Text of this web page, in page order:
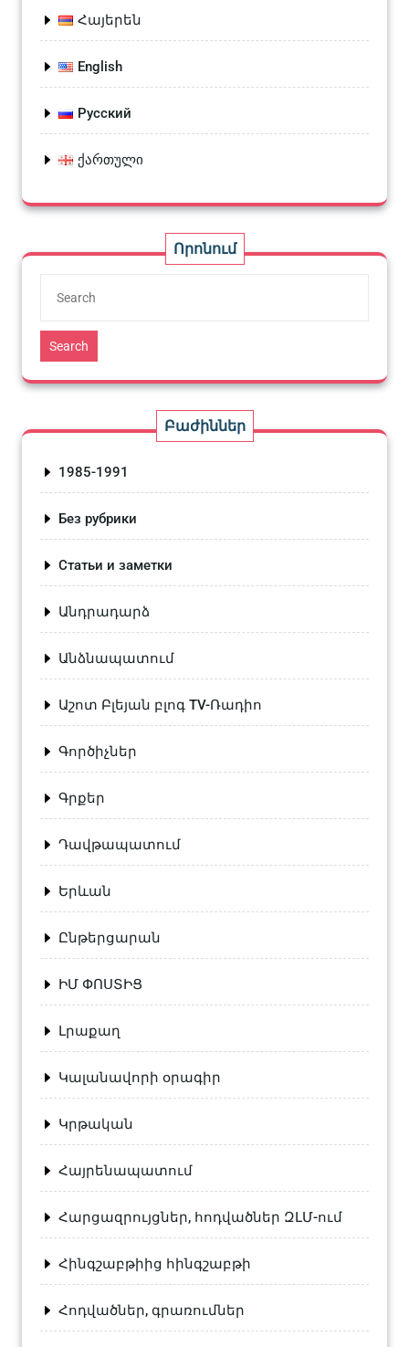
Հայերեն
English
Русский
ქართული
Որոնում
Search
Բաժիններ
1985-1991
Без рубрики
Статьи и заметки
Անդրադարձ
Անձնապատում
Աշոտ Բլեյան բլոգ TV-Ռադիո
Գործիչներ
Գրքեր
Դավթապատում
Երևան
Ընթերցարան
ԻՄ ՓՈՍՏԻՑ
Լրաքաղ
Կալանավորի օրագիր
Կրթական
Հայրենապատում
Հարցազրույցներ, հոդվածներ ԶԼՄ-ում
Հինգշաբթիից հինգշաբթի
Հոդվածներ, գրառումներ